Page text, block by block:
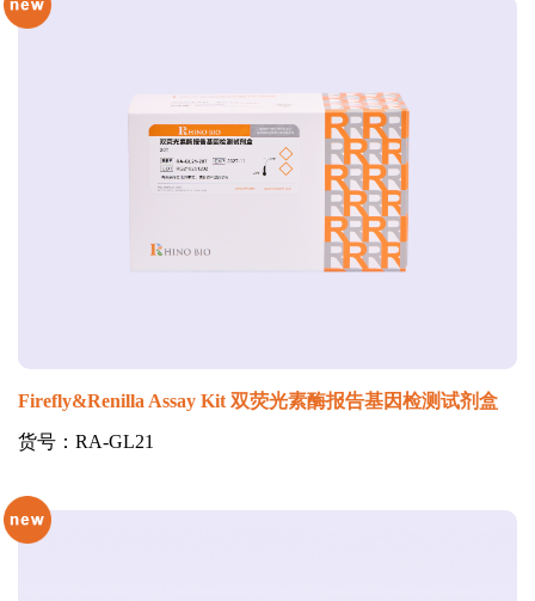
Firefly&Renilla Assay Kit 双荧光素酶报告基因检测试剂盒
货号：RA-GL21